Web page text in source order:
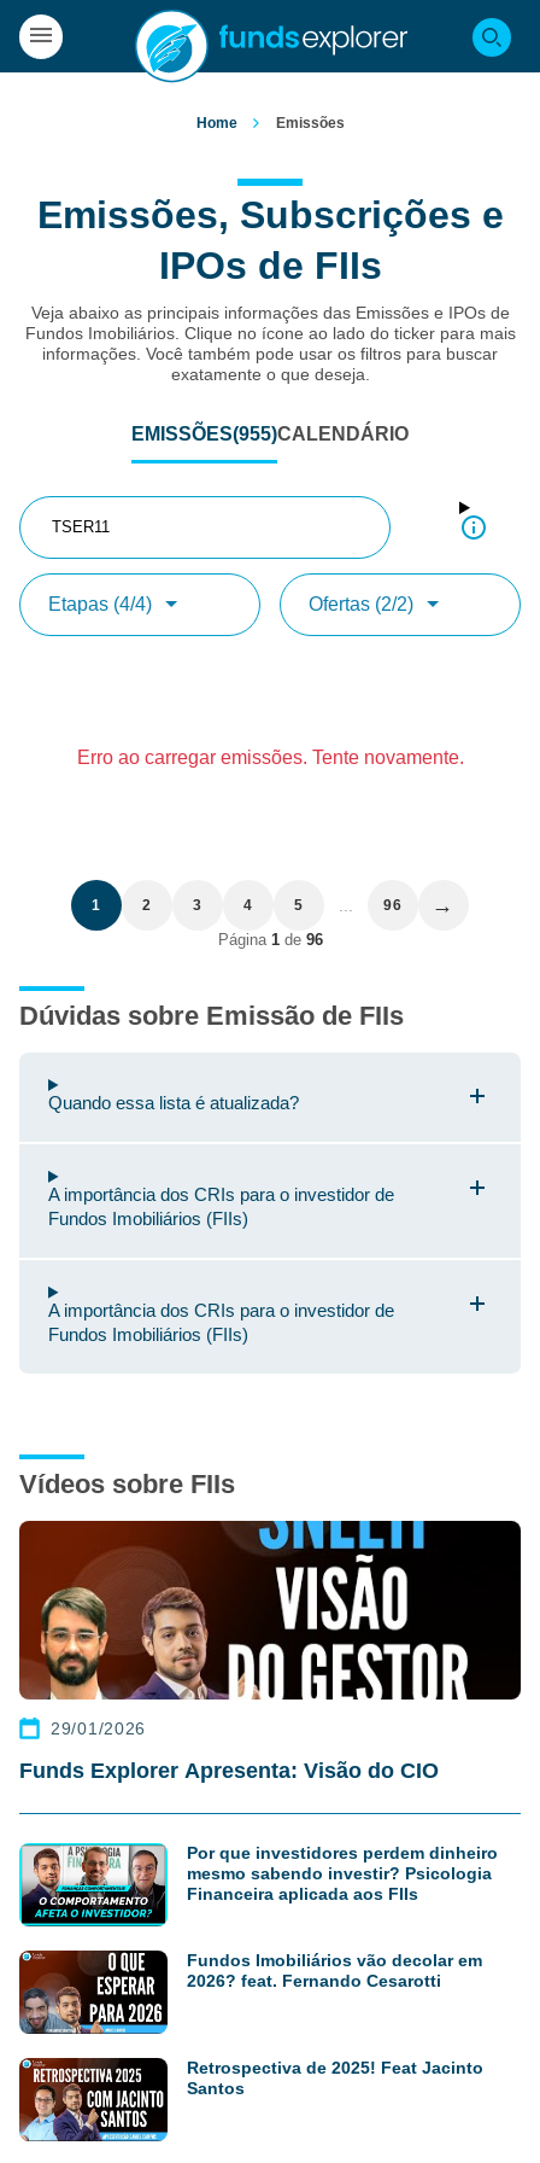
Home Emissões
Emissões, Subscrições e
IPOs de FIIs
Veja abaixo as principais informações das Emissões e IPOs de
Fundos Imobiliários. Clique no ícone ao lado do ticker para mais
informações. Você também pode usar os filtros para buscar
exatamente o que deseja.
EMISSÕES(955)CALENDÁRIO
Etapas (4/4) Ofertas (2/2)
Erro ao carregar emissões. Tente novamente.
1 2 3 4 5 96 →
Página 1de 96
Dúvidas sobre Emissão de FIIs
Quando essa lista é atualizada?
A importância dos CRIs para o investidor de
Fundos Imobiliários (FIIs)
A importância dos CRIs para o investidor de
Fundos Imobiliários (FIIs)
Vídeos sobre FIIs
29/01/2026
Funds Explorer Apresenta: Visão do CIO
Por que investidores perdem dinheiro
mesmo sabendo investir? Psicologia
Financeira aplicada aos FIIs
Fundos Imobiliários vão decolar em
2026? feat. Fernando Cesarotti
Retrospectiva de 2025! Feat Jacinto
Santos